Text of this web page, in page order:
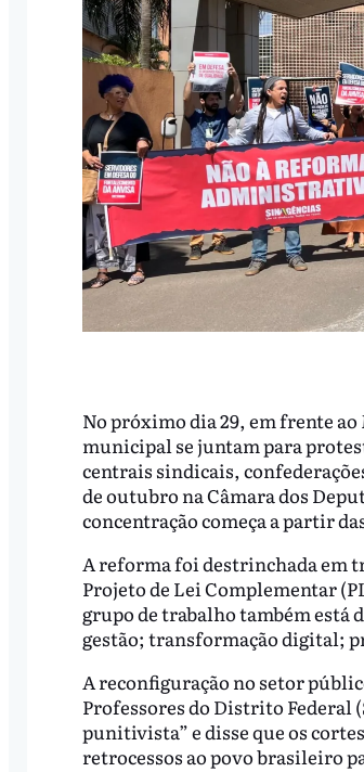
No próximo dia 29, em frente
municipal se juntam para
centrais sindicais,
de outubro na Câmara dos
concentração começa a partir
A reforma foi destrinchada em
Projeto de Lei Complementar
grupo de trabalho também está
gestão; transformação digital;
A reconfiguração no setor
Professores do Distrito Federal
punitivista” e disse que os
retrocessos ao povo brasileiro